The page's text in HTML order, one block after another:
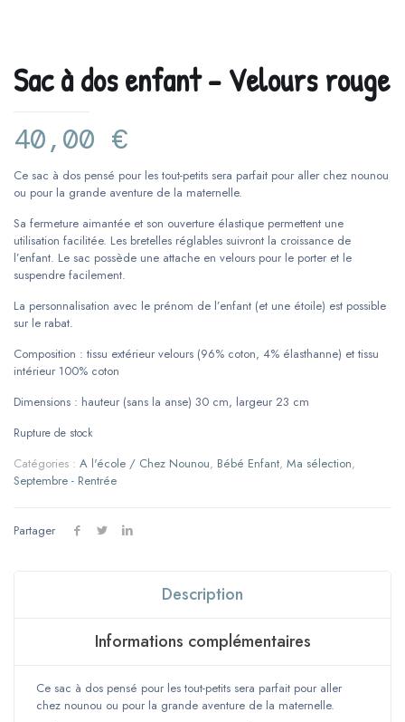
Sac à dos enfant – Velours rouge
40,00 €
Ce sac à dos pensé pour les tout-petits sera parfait pour aller chez nounou
ou pour la grande aventure de la maternelle.
Sa fermeture aimantée et son ouverture élastique permettent une
utilisation facilitée. Les bretelles réglables suivront la croissance de
l’enfant. Le sac possède une attache en velours pour le porter et le
suspendre facilement.
La personnalisation avec le prénom de l’enfant (et une étoile) est possible
sur le rabat.
Composition : tissu extérieur velours (96% coton, 4% élasthanne) et tissu
intérieur 100% coton
Dimensions : hauteur (sans la anse) 30 cm, largeur 23 cm
Rupture de stock
Catégories : A l'école / Chez Nounou, Bébé Enfant, Ma sélection,
Septembre - Rentrée
Partager
Description
Informations complémentaires
Ce sac à dos pensé pour les tout-petits sera parfait pour aller
chez nounou ou pour la grande aventure de la maternelle.